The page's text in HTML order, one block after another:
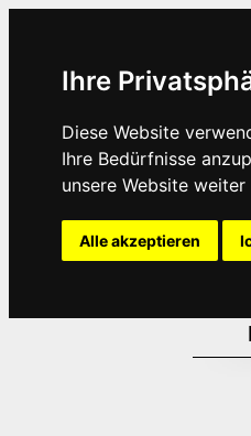
Ihre
Diese Website
Ihre Bedürfnisse
unsere Website
Alle akzeptieren